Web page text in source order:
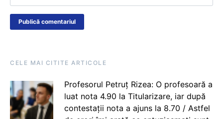
CELE MAI CITITE ARTICOLE
Profesorul Petruț Rizea: O profesoară a
luat nota 4.90 la Titularizare, iar după
contestații nota a ajuns la 8.70 / Astfel